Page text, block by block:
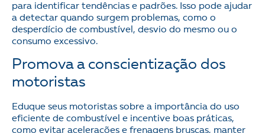
para identificar tendências e padrões. Isso pode ajudar
a detectar quando surgem problemas, como o
desperdício de combustível, desvio do mesmo ou o
consumo excessivo.
Promova a conscientização dos
motoristas
Eduque seus motoristas sobre a importância do uso
eficiente de combustível e incentive boas práticas,
como evitar acelerações e frenagens bruscas, manter